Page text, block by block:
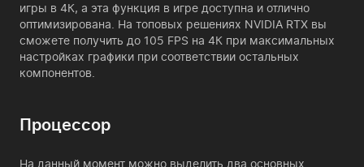
игры в 4К, а эта функция в игре доступна и отлично
оптимизирована. На топовых решениях NVIDIA RTX вы
сможете получить до 105 FPS на 4К при максимальных
настройках графики при соответствии остальных
компонентов.
Процессор
На данный момент можно выделить два основных